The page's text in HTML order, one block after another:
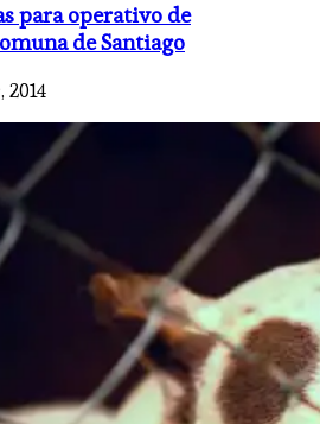
para operativo de
de Santiago
2014